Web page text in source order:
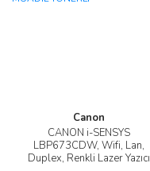
Canon
CANON i-SENSYS
LBP673CDW, Wifi, Lan,
Duplex, Renkli Lazer Yazıcı